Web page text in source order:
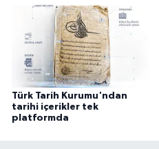
Türk Tarih Kurumu'ndan
tarihi içerikler tek
platformda